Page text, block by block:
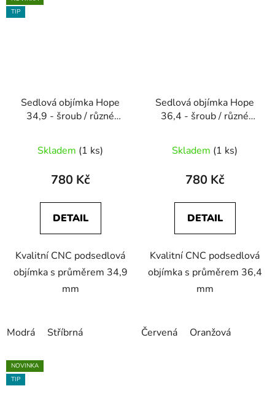
TIP
Sedlová objímka Hope
34,9 - šroub / různé
Skladem (1 ks)
780 Kč
DETAIL
Kvalitní CNC podsedlová
objímka s průměrem 34,9
mm
Modrá Stříbrná
Sedlová objímka Hope
36,4 - šroub / různé
Skladem (1 ks)
780 Kč
DETAIL
Kvalitní CNC podsedlová
objímka s průměrem 36,4
mm
Červená Oranžová
NOVINKA
TIP